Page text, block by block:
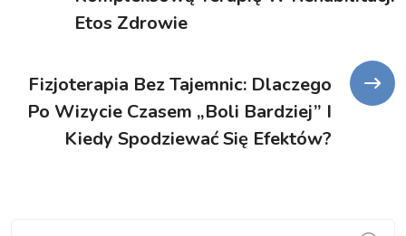
Etos Zdrowie
Fizjoterapia Bez Tajemnic: Dlaczego
Po Wizycie Czasem „boli Bardziej” I
Kiedy Spodziewać Się Efektów?